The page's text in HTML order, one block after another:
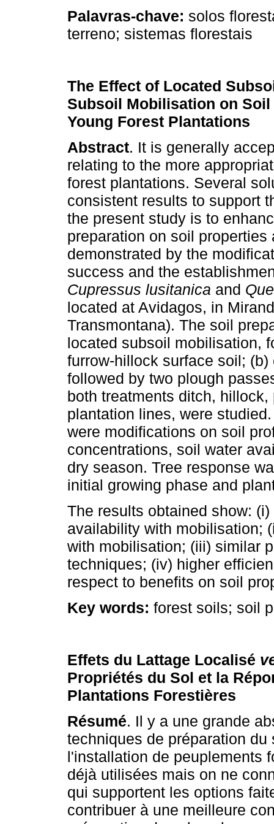
Palavras-chave: solos
terreno; sistemas florestais
The Effect of Located
Subsoil Mobilisation on
Young Forest Plantations
Abstract. It is generally
relating to the more
forest plantations. Several
consistent results to support
the present study is to
preparation on soil
demonstrated by the
success and the
Cupressus lusitanica and
located at Avidagos, in
Transmontana). The soil
located subsoil mobilisation,
furrow-hillock surface soil;
followed by two plough
both treatments ditch,
plantation lines, were
were modifications on soil
concentrations, soil water
dry season. Tree response
initial growing phase and
The results obtained show:
availability with mobilisation;
with mobilisation; (iii) similar
techniques; (iv) higher
respect to benefits on soil
Key words: forest soils; soil
Effets du Lattage Localisé
Propriétés du Sol et la
Plantations Forestières
Résumé. Il y a une grande
techniques de préparation
l'installation de peuplements
déjà utilisées mais on ne
qui supportent les options
contribuer à une meilleure